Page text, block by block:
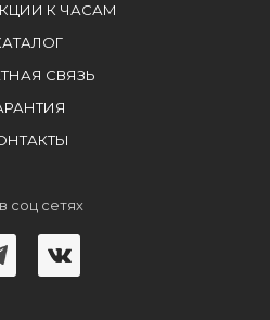
К ЧАСАМ
СВЯЗЬ
соц сетях